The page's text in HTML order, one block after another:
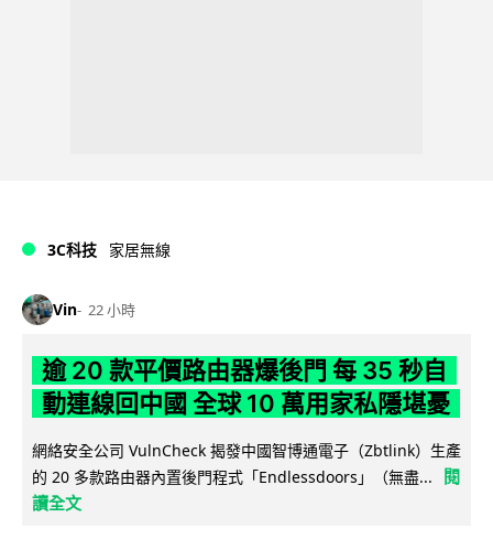
3C科技 家居無線
Vin 22 小時
逾 20 款平價路由器爆後門 每 35 秒自
動連線回中國 全球 10 萬用家私隱堪憂
網絡安全公司 VulnCheck 揭發中國智博通電子（Zbtlink）生產
的 20 多款路由器內置後門程式「Endlessdoors」（無盡...
閱
讀全文